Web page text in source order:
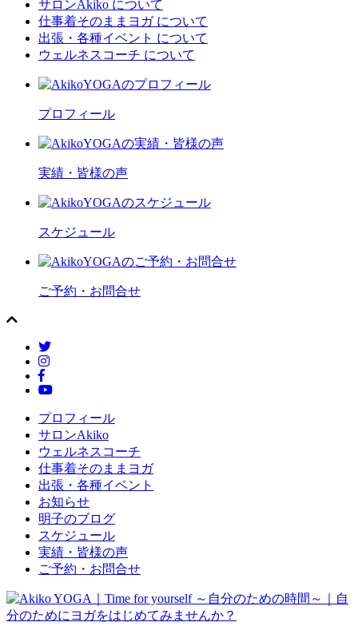
サロンAkiko について
仕事着そのままヨガ について
出張・各種イベント について
ウェルネスコーチ について
プロフィール
実績・皆様の声
スケジュール
ご予約・お問合せ
プロフィール
サロンAkiko
ウェルネスコーチ
仕事着そのままヨガ
出張・各種イベント
お知らせ
明子のブログ
スケジュール
実績・皆様の声
ご予約・お問合せ